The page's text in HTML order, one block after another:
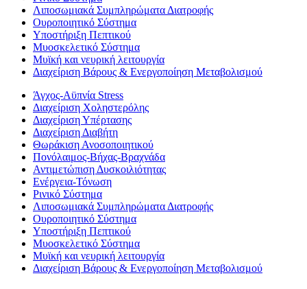
Λιποσωμιακά Συμπληρώματα Διατροφής
Ουροποιητικό Σύστημα
Υποστήριξη Πεπτικού
Μυοσκελετικό Σύστημα
Μυϊκή και νευρική λειτουργία
Διαχείριση Βάρους & Ενεργοποίηση Μεταβολισμού
Άγχος-Αϋπνία Stress
Διαχείριση Χοληστερόλης
Διαχείριση Υπέρτασης
Διαχείριση Διαβήτη
Θωράκιση Ανοσοποιητικού
Πονόλαιμος-Βήχας-Βραχνάδα
Αντιμετώπιση Δυσκοιλιότητας
Eνέργεια-Τόνωση
Ρινικό Σύστημα
Λιποσωμιακά Συμπληρώματα Διατροφής
Ουροποιητικό Σύστημα
Υποστήριξη Πεπτικού
Μυοσκελετικό Σύστημα
Μυϊκή και νευρική λειτουργία
Διαχείριση Βάρους & Ενεργοποίηση Μεταβολισμού